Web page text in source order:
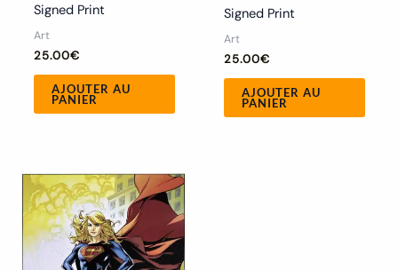
Signed Print
Art
25.00€
AJOUTER AU
PANIER
Signed Print
Art
25.00€
AJOUTER AU
PANIER